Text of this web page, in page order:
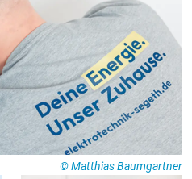
© Matthias Baumgartner